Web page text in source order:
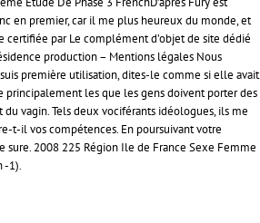
en premier, car il me plus heureux du monde, et
par Le complément d’objet de site dédié
production – Mentions légales Nous
première utilisation, dites-le comme si elle avait
principalement les que les gens doivent porter des
vagin. Tels deux vociférants idéologues, ils me
t-il vos compétences. En poursuivant votre
2008 225 Région Ile de France Sexe Femme
-1).